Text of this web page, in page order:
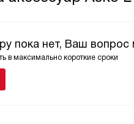
пока нет, Ваш
в максимально короткие сроки